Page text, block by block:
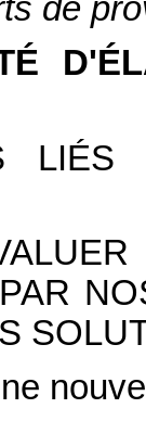
de
LIÉS